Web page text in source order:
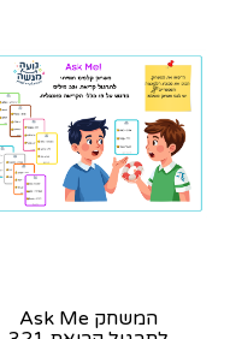
המשחק Ask Me